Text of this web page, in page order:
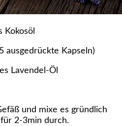
Kokosöl
ausgedrückte Kapseln)
Lavendel-Öl
und mixe es gründlich
2-3min durch.